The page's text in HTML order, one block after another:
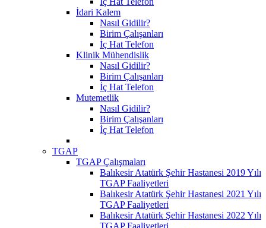
İdari Kalem
Nasıl Gidilir?
Birim Çalışanları
İç Hat Telefon
Klinik Mühendislik
Nasıl Gidilir?
Birim Çalışanları
İç Hat Telefon
Mutemetlik
Nasıl Gidilir?
Birim Çalışanları
İç Hat Telefon
TGAP
TGAP Çalışmaları
Balıkesir Atatürk Şehir Hastanesi 2019 Yılı
TGAP Faaliyetleri
Balıkesir Atatürk Şehir Hastanesi 2021 Yılı
TGAP Faaliyetleri
Balıkesir Atatürk Şehir Hastanesi 2022 Yılı
TGAP Faaliyetleri